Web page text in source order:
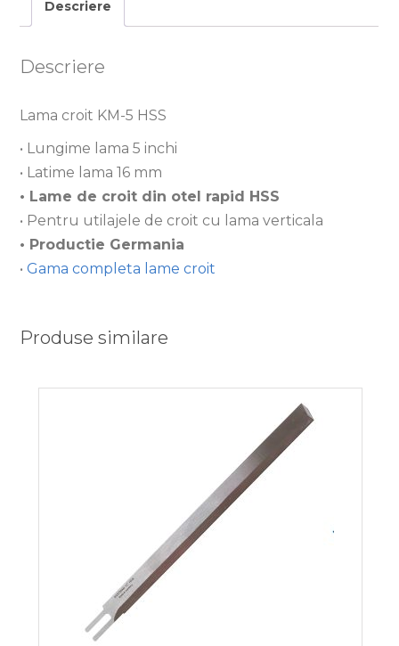
Descriere
Descriere
Lama croit KM-5 HSS
• Lungime lama 5 inchi
• Latime lama 16 mm
• Lame de croit din otel rapid HSS
• Pentru utilajele de croit cu lama verticala
• Productie Germania
•Gama completa lame croit
Produse similare